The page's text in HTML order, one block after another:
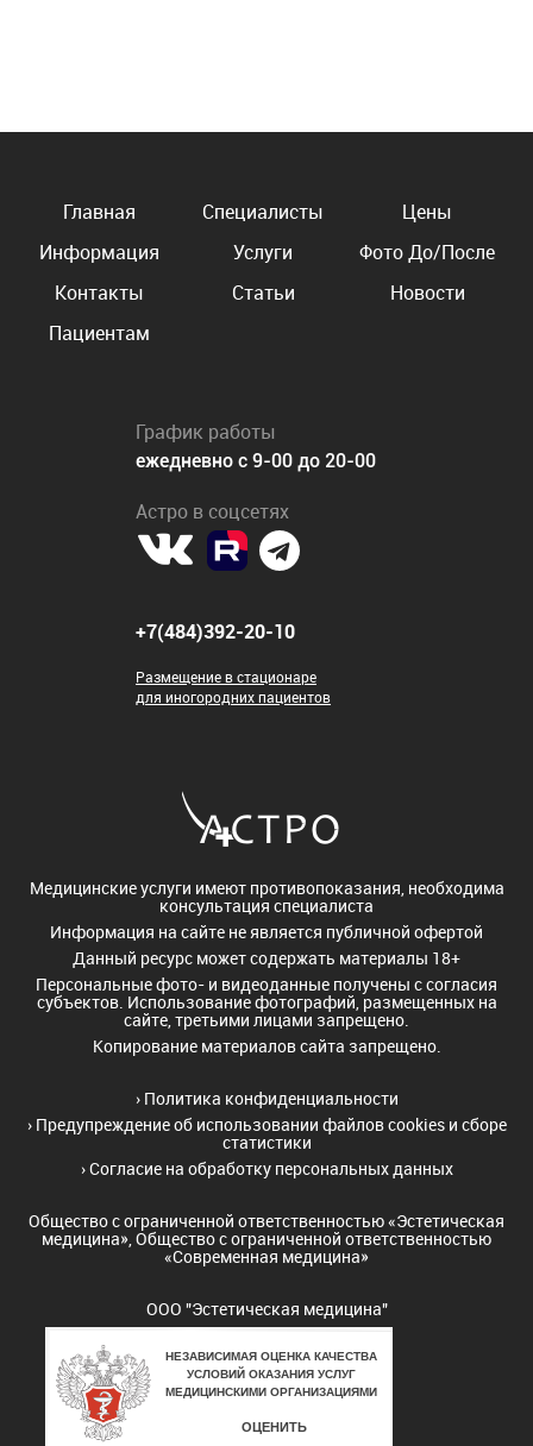
Главная Специалисты
Цены
Информация
Услуги
Фото До/После
Контакты
Статьи
Новости
Пациентам
График работы
ежедневно с 9-00 до 20-00
Астро в соцсетях
+7(484)392-20-10
Размещение в стационаре
для иногородних пациентов
Медицинские услуги имеют противопоказания, необходима
консультация специалиста
Информация на сайте не является публичной офертой
Данный ресурс может содержать материалы 18+
Персональные фото- и видеоданные получены с согласия
субъектов. Использование фотографий, размещенных на
сайте, третьими лицами запрещено.
Копирование материалов сайта запрещено.
› Политика конфиденциальности
› Предупреждение об использовании файлов cookies и сборе
статистики
›Согласие на обработку персональных данных
Общество с ограниченной ответственностью «Эстетическая
медицина», Общество с ограниченной ответственностью
«Современная медицина»
ООО "Эстетическая медицина"